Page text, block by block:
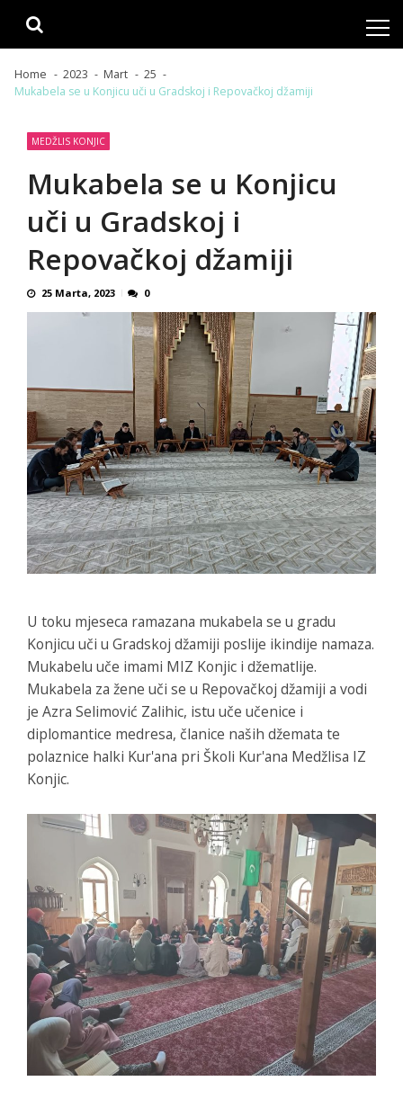
Home 2023 Mart
25
Mukabela se u Konjicu uči u Gradskoj i Repovačkoj džamiji
MEDŽLIS KONJIC
Mukabela se u Konjicu
uči u Gradskoj i
Repovačkoj džamiji
25 Marta, 2023 0
U toku mjeseca ramazana mukabela se u gradu
Konjicu uči u Gradskoj džamiji poslije ikindije namaza.
Mukabelu uče imami MIZ Konjic i džematlije.
Mukabela za žene uči se u Repovačkoj džamiji a vodi
je Azra Selimović Zalihic, istu uče učenice i
diplomantice medresa, članice naših džemata te
polaznice halki Kur'ana pri Školi Kur'ana Medžlisa IZ
Konjic.